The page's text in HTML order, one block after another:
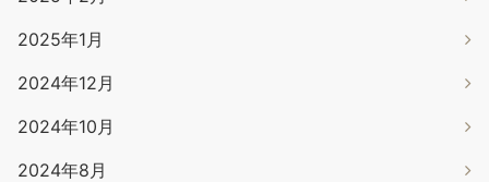
2025年1月
2024年12月
2024年10月
2024年8月